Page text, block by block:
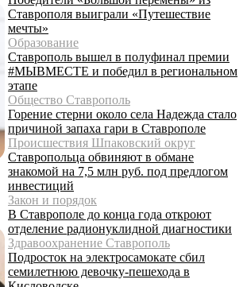
Ставрополя выиграли «Путешествие
мечты»
Образование
Ставрополь вышел в полуфинал премии
#МЫВМЕСТЕ и победил в региональном
этапе
Общество Ставрополь
Горение стерни около села Надежда стало
причиной запаха гари в Ставрополе
Происшествия Шпаковский округ
Ставропольца обвиняют в обмане
знакомой на 7,5 млн руб. под предлогом
инвестиций
Закон и порядок
В Ставрополе до конца года откроют
отделение радионуклидной диагностики
Здравоохранение Ставрополь
Подросток на электросамокате сбил
семилетнюю девочку-пешехода в